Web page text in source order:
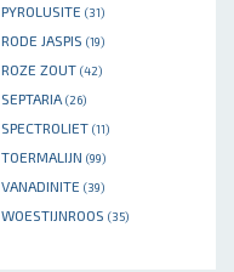
PYROLUSITE (31)
RODE JASPIS (19)
ROZE ZOUT (42)
SEPTARIA (26)
SPECTROLIET (11)
TOERMALIJN (99)
VANADINITE (39)
WOESTIJNROOS (35)